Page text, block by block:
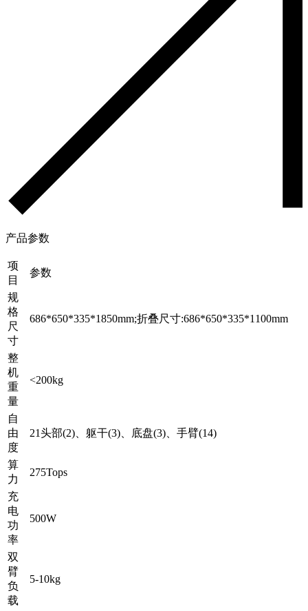
产品参数
项
目
参数
规
格
尺
寸
686*650*335*1850mm;折叠尺寸:686*650*335*1100mm
整
机
重
量
<200kg
自
由
度
21头部(2)、躯干(3)、底盘(3)、手臂(14)
算
力
275Tops
充
电
功
率
500W
双
臂
负
载
5-10kg